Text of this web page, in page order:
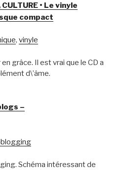
• Le vinyle
compact
, vinyle
grâce. Il est vrai que le CD a
d\’âme.
–
Schéma intéressant de